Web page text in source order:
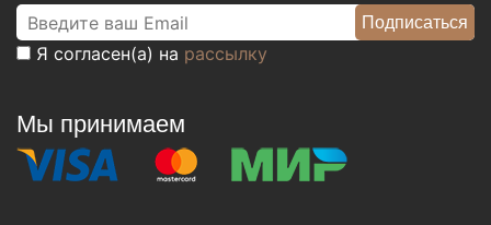
Я согласен(а) на рассылку
Мы принимаем